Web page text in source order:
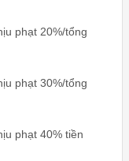
phạt 20%/tổng
phạt 30%/tổng
phạt 40% tiền